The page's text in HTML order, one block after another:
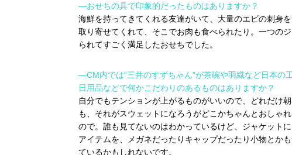
―おせちの具で印象的だったものはありますか？
海鮮を持ってきてくれる友達がいて、大量のエビの刺身
取り寄せてくれて、そこでお肉も食べられたり。一つの
られてすごく満足したおせちでした。
―CM内では“三井のすずちゃん”が茶碗や羽織など日本の
日用品などで何かこだわりのあるものはありますか？
自分でもテンションが上がるものがいいので、どれだけ
も、それがスウェットになろうがどこかちゃんとおしゃ
ので。誰も見てないのはわかっているけど、ジャケット
アイテムを、メガネだったりキャップだったり小物とか
ているかもしれないです。